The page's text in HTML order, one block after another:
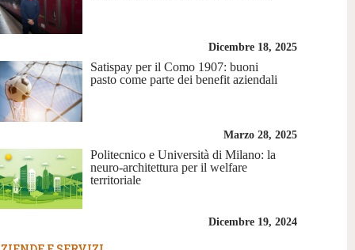
Dicembre 18, 2025
Satispay per il Como 1907: buoni
pasto come parte dei benefit aziendali
Marzo 28, 2025
Politecnico e Università di Milano: la
neuro-architettura per il welfare
territoriale
Dicembre 19, 2024